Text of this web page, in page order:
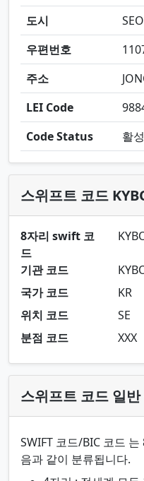
도시
우편번호
주소
LEI Code
Code Status
활성
스위프트 코드
8자리 swift 코
드
기관 코드
국가 코드
KR
위치 코드
SE
분점 코드
XXX
스위프트 코드 일
SWIFT 코드/BIC 코드
음과 같이 분류됩니다.